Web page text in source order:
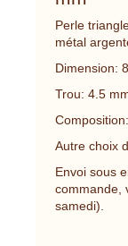
Perle
métal
Dimension:
Trou: 4.5
Autre choix
Envoi sous
commande,
samedi).